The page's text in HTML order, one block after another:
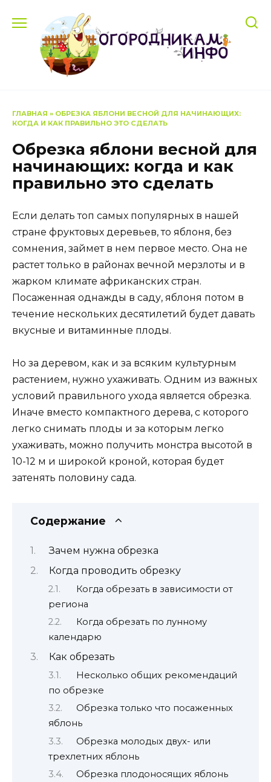
содержанию
ГЛАВНАЯ » ОБРЕЗКА ЯБЛОНИ ВЕСНОЙ ДЛЯ НАЧИНАЮЩИХ:
КОГДА И КАК ПРАВИЛЬНО ЭТО СДЕЛАТЬ
Обрезка яблони весной для
начинающих: когда и как
правильно это сделать
Если делать топ самых популярных в нашей
стране фруктовых деревьев, то яблоня, без
сомнения, займет в нем первое место. Она не
растет только в районах вечной мерзлоты и в
жарком климате африканских стран.
Посаженная однажды в саду, яблоня потом в
течение нескольких десятилетий будет давать
вкусные и витаминные плоды.
Но за деревом, как и за всяким культурным
растением, нужно ухаживать. Одним из важных
условий правильного ухода является обрезка.
Иначе вместо компактного дерева, с которого
легко снимать плоды и за которым легко
ухаживать, можно получить монстра высотой в
10-12 м и широкой кроной, которая будет
затенять половину сада.
Содержание
Зачем нужна обрезка
Когда проводить обрезку
Когда обрезать в зависимости от
региона
Когда обрезать по лунному
календарю
Как обрезать
Несколько общих рекомендаций
по обрезке
Обрезка только что посаженных
яблонь
Обрезка молодых двух- или
трехлетних яблонь
Обрезка плодоносящих яблонь